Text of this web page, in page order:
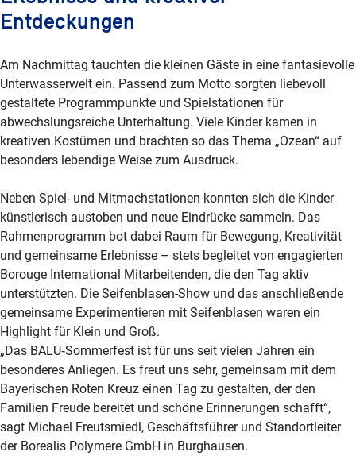
Entdeckungen
Am Nachmittag tauchten die kleinen Gäste in eine fantasievolle
Unterwasserwelt ein. Passend zum Motto sorgten liebevoll
gestaltete Programmpunkte und Spielstationen für
abwechslungsreiche Unterhaltung. Viele Kinder kamen in
kreativen Kostümen und brachten so das Thema „Ozean“ auf
besonders lebendige Weise zum Ausdruck.
Neben Spiel- und Mitmachstationen konnten sich die Kinder
künstlerisch austoben und neue Eindrücke sammeln. Das
Rahmenprogramm bot dabei Raum für Bewegung, Kreativität
und gemeinsame Erlebnisse – stets begleitet von engagierten
Borouge International Mitarbeitenden, die den Tag aktiv
unterstützten. Die Seifenblasen-Show und das anschließende
gemeinsame Experimentieren mit Seifenblasen waren ein
Highlight für Klein und Groß.
„Das BALU‑Sommerfest ist für uns seit vielen Jahren ein
besonderes Anliegen. Es freut uns sehr, gemeinsam mit dem
Bayerischen Roten Kreuz einen Tag zu gestalten, der den
Familien Freude bereitet und schöne Erinnerungen schafft“,
sagt Michael Freutsmiedl, Geschäftsführer und Standortleiter
der Borealis Polymere GmbH in Burghausen.